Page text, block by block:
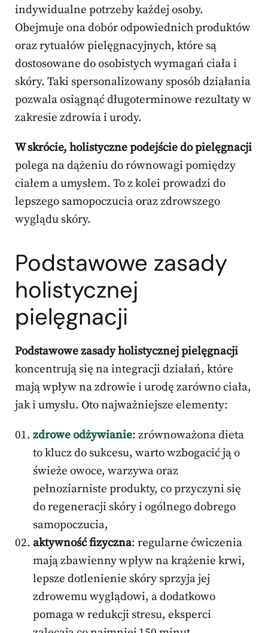
indywidualne potrzeby każdej osoby.
Obejmuje ona dobór odpowiednich produktów
oraz rytuałów pielęgnacyjnych, które są
dostosowane do osobistych wymagań ciała i
skóry. Taki spersonalizowany sposób działania
pozwala osiągnąć długoterminowe rezultaty w
zakresie zdrowia i urody.
W skrócie, holistyczne podejście do pielęgnacji
polega na dążeniu do równowagi pomiędzy
ciałem a umysłem. To z kolei prowadzi do
lepszego samopoczucia oraz zdrowszego
wyglądu skóry.
Podstawowe zasady
holistycznej
pielęgnacji
Podstawowe zasady holistycznej pielęgnacji
koncentrują się na integracji działań, które
mają wpływ na zdrowie i urodę zarówno ciała,
jak i umysłu. Oto najważniejsze elementy:
zdrowe odżywianie: zrównoważona dieta
to klucz do sukcesu, warto wzbogacić ją o
świeże owoce, warzywa oraz
pełnoziarniste produkty, co przyczyni się
do regeneracji skóry i ogólnego dobrego
samopoczucia,
aktywność fizyczna: regularne ćwiczenia
mają zbawienny wpływ na krążenie krwi,
lepsze dotlenienie skóry sprzyja jej
zdrowemu wyglądowi, a dodatkowo
pomaga w redukcji stresu, eksperci